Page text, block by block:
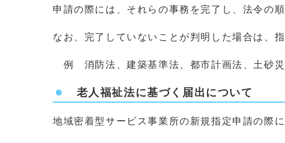
申請の際には、それらの事務を完了し、法令の
なお、完了していないことが判明した場合は、
例 消防法、建築基準法、都市計画法、土砂災
老人福祉法に基づく届出について
地域密着型サービス事業所の新規指定申請の際